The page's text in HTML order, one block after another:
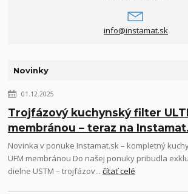
info@instamat.sk
Novinky
01.12.2025
Trojfázový kuchynský filter
membránou – teraz na
Novinka v ponuke Instamat.sk – kompletný
UFM membránou Do našej ponuky pribudla
dielne USTM – trojfázov...čítať celé